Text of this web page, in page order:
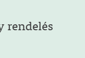
rendelés